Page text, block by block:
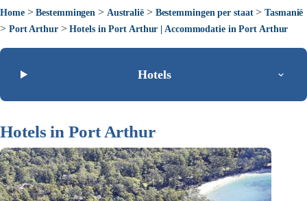
Home>Bestemmingen > Australië> Bestemmingen per staat>Tasmanië
> Port Arthur>Hotels in Port Arthur | Accommodatie in Port Arthur
Hotels
Hotels in Port Arthur